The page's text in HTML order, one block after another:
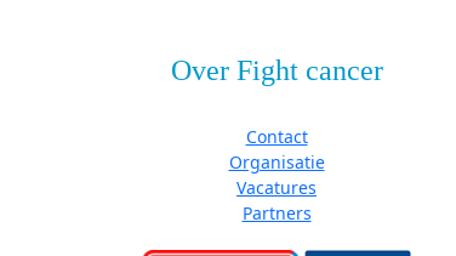
Over Fight cancer
Contact
Organisatie
Vacatures
Partners